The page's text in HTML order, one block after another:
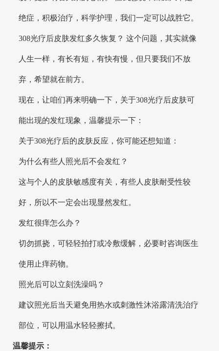
绝症，积极治疗，科学护理，我们一定可以战胜它。
308光疗后皮肤发红多久恢复？ 这个问题，其实就像
人生一样，有长有短，有快有慢，但只要我们不放
弃，希望就在前方。
现在，让咱们再来明确一下，关于308光疗后皮肤可
能出现的发红现象，温馨提示一下：
关于308光疗后的皮肤反应，你可能还想知道：
为什么有些人照光后不会发红？
这与个人的皮肤敏感度有关，有些人皮肤耐受性较
好，所以不一定会出现显然发红。
发红很痒怎么办？
切勿抓挠，可轻轻拍打或冷敷缓解，必要时咨询医生
使用止痒药物。
照光后可以立刻洗澡吗？
建议照光后当天避免用热水或刺激性沐浴露清洗治疗
部位，可以用温水轻轻擦拭。
温馨提示：